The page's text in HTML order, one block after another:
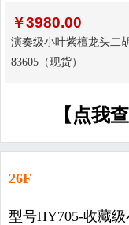
￥3980.00
演奏级小叶紫檀龙头二
83605（现货）
【点我
26F
型号HY705-收藏